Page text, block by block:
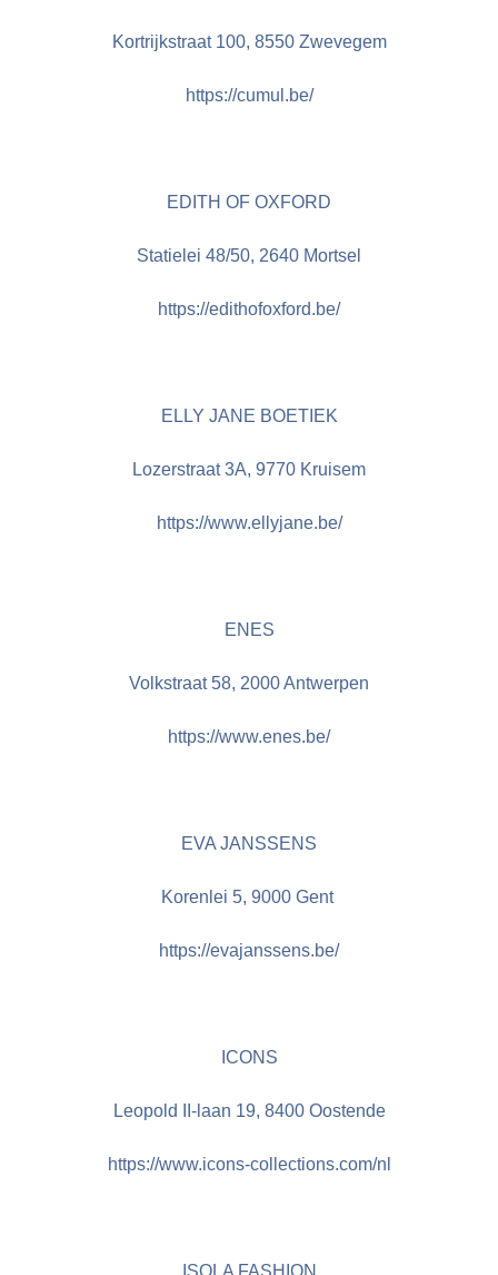
Kortrijkstraat 100, 8550 Zwevegem
https://cumul.be/
EDITH OF OXFORD
Statielei 48/50, 2640 Mortsel
https://edithofoxford.be/
ELLY JANE BOETIEK
Lozerstraat 3A, 9770 Kruisem
https://www.ellyjane.be/
ENES
Volkstraat 58, 2000 Antwerpen
https://www.enes.be/
EVA JANSSENS
Korenlei 5, 9000 Gent
https://evajanssens.be/
ICONS
Leopold II-laan 19, 8400 Oostende
https://www.icons-collections.com/nl
ISOLA FASHION